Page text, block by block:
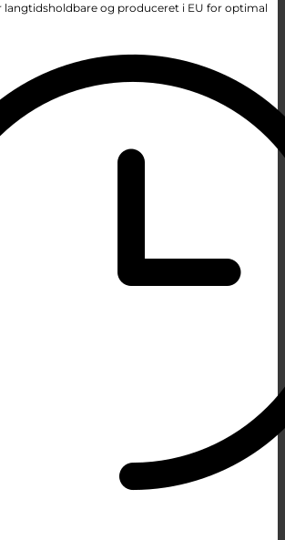
langtidsholdbare og produceret i EU for optimal